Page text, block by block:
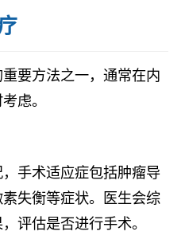
要方法之一，通常在内
虑。
手术适应症包括肿瘤导
失衡等症状。医生会综
评估是否进行手术。